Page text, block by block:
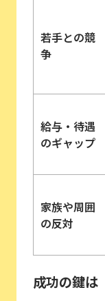
若手との競
争
給与・待遇
のギャップ
家族や周囲
の反対
成功の鍵は